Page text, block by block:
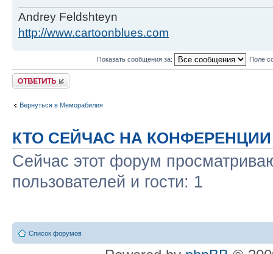
Andrey Feldshteyn
http://www.cartoonblues.com
Показать сообщения за: Поле
Ответить
Вернуться в Меморабилия
КТО СЕЙЧАС НА КОНФЕРЕНЦИИ
Сейчас этот форум
пользователей и гости: 1
Список форумов